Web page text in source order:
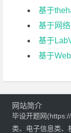
基于
基于网
基于
基于
网站简介
毕设开题网
类、电子信息类、